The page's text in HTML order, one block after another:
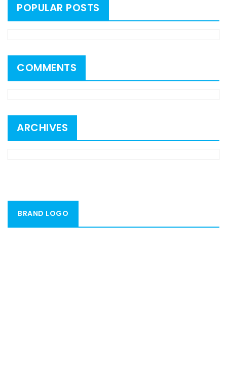
POPULAR POSTS
COMMENTS
ARCHIVES
BRAND LOGO